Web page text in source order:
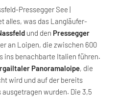
Pressegger See |
alles, was das Langläufer-
und den Pressegger
an Loipen, die zwischen 600
ins benachbarte Italien führen.
Panoramaloipe, die
wird und auf der bereits
wurden. Die 3,5